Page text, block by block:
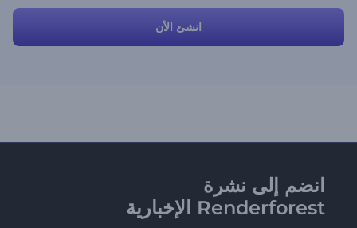
انشئ الأن
انضم إلى نشرة
Renderforest الإخبارية